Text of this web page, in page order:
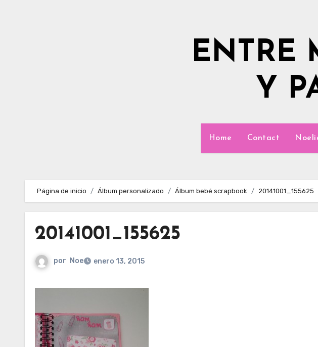
ENTRE
Y
Home Contact
Página de inicio Álbum personalizado Álbum bebé scrapbook 20141001_155625
20141001_155625
por Noe enero 13, 2015